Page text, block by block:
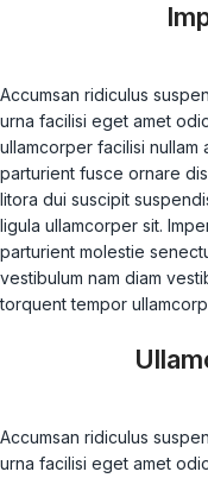
Accumsan ridiculus
urna facilisi eget amet
ullamcorper facilisi nullam
parturient fusce ornare
litora dui suscipit
ligula ullamcorper sit.
parturient molestie
vestibulum nam diam
torquent tempor
Accumsan ridiculus
urna facilisi eget amet